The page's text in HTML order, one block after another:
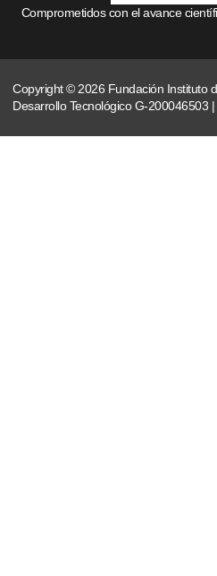
Comprometidos con el avance
Copyright © 2026 Fundación Instituto
Desarrollo Tecnológico G-200046503